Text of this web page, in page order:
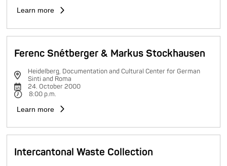
Learn more
Ferenc Snétberger & Markus Stockhausen
Heidelberg, Documentation and Cultural Center for German
Sinti and Roma
24. October 2000
8:00 p.m.
Learn more
Intercantonal Waste Collection